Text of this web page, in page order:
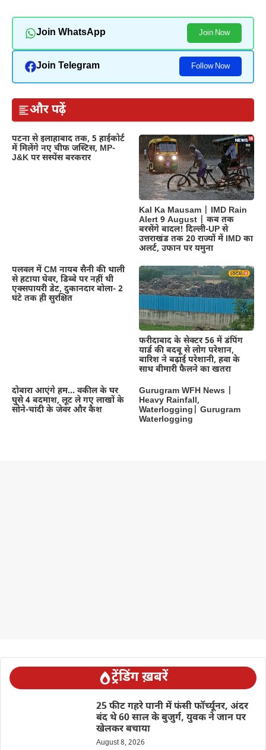
Join WhatsApp Join Now
Join Telegram Follow Now
और पढ़ें
पटना से इलाहाबाद तक, 5 हाईकोर्ट
में मिलेंगे नए चीफ जस्टिस, MP-
J&K पर सस्पेंस बरकरार
Kal Ka Mausam | IMD Rain
Alert 9 August | कब तक
बरसेंगे बादल! दिल्ली-UP से
उत्तराखंड तक 20 राज्यों में IMD का
अलर्ट, उफान पर यमुना
पलवल में CM नायब सैनी की थाली
से हटाया घेवर, डिब्बे पर नहीं थी
एक्सपायरी डेट, दुकानदार बोला- 2
घंटे तक ही सुरक्षित
फरीदाबाद के सेक्टर 56 में डंपिंग
यार्ड की बदबू से लोग परेशान,
बारिश ने बढ़ाई परेशानी, हवा के
साथ बीमारी फैलने का खतरा
दोबारा आएंगे हम… वकील के घर
घुसे 4 बदमाश, लूट ले गए लाखों के
सोने-चांदी के जेवर और कैश
Gurugram WFH News |
Heavy Rainfall,
Waterlogging| Gurugram
Waterlogging
ट्रेंडिंग ख़बरें
25 फीट गहरे पानी में फंसी फॉर्च्यूनर, अंदर
बंद थे 60 साल के बुजुर्ग, युवक ने जान पर
खेलकर बचाया
August 8, 2026